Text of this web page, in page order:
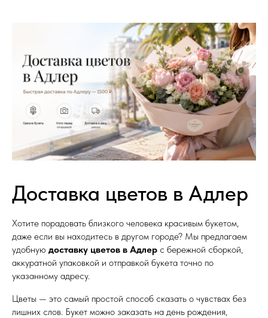
Доставка цветов в Адлер
Хотите порадовать близкого человека красивым букетом,
даже если вы находитесь в другом городе? Мы предлагаем
удобную доставку цветов в Адлер с бережной сборкой,
аккуратной упаковкой и отправкой букета точно по
указанному адресу.
Цветы — это самый простой способ сказать о чувствах без
лишних слов. Букет можно заказать на день рождения,